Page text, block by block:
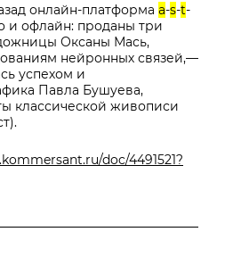
онлайн-платформа a-s-t-
и офлайн: проданы три
Оксаны Мась,
нейронных связей,—
успехом и
Павла Бушуева,
классической живописи
doc/4491521?